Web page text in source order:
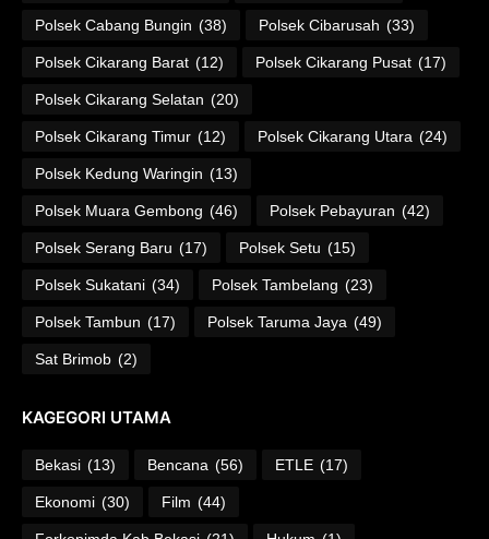
Polsek Cabang Bungin (38) Polsek Cibarusah (33)
Polsek Cikarang Barat (12) Polsek Cikarang Pusat (17)
Polsek Cikarang Selatan (20)
Polsek Cikarang Timur (12) Polsek Cikarang Utara (24)
Polsek Kedung Waringin (13)
Polsek Muara Gembong (46) Polsek Pebayuran (42)
Polsek Serang Baru (17) Polsek Setu (15)
Polsek Sukatani (34) Polsek Tambelang (23)
Polsek Tambun (17) Polsek Taruma Jaya (49)
Sat Brimob (2)
KAGEGORI UTAMA
Bekasi (13) Bencana (56) ETLE (17)
Ekonomi (30) Film (44)